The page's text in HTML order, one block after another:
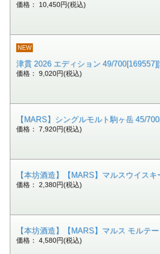
価格： 10,450円(税込)
NEW
津貫 2026 エディション 49/700[169557][
価格： 9,020円(税込)
【MARS】シングルモルト駒ヶ岳 45/
価格： 7,920円(税込)
【本坊酒造】【MARS】マルスウイス
価格： 2,380円(税込)
【本坊酒造】【MARS】マルス モルテ
価格： 4,580円(税込)